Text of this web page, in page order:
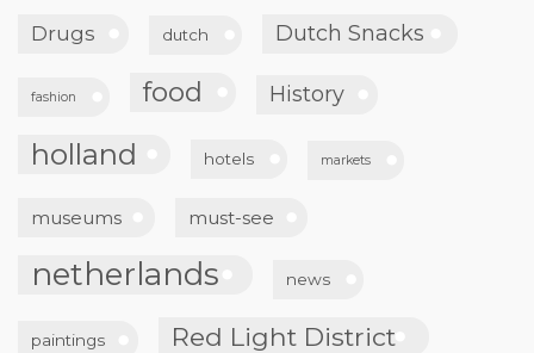
Drugs dutch Dutch Snacks
fashion food History
holland hotels markets
museums must-see
netherlands news
paintings Red Light District